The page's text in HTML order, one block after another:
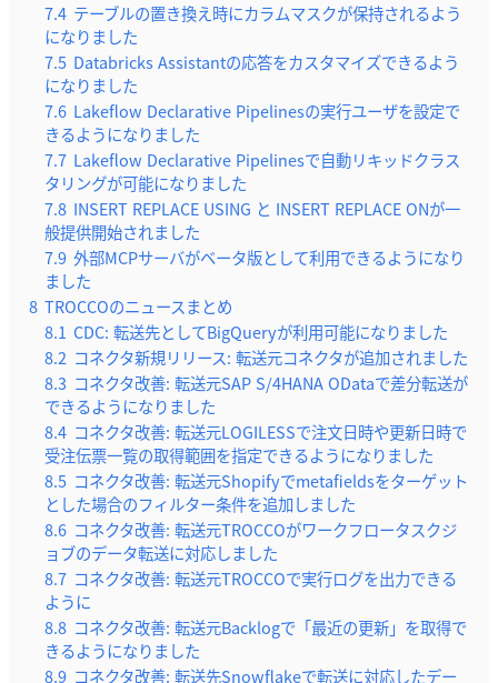
7.4 テーブルの置き換え時にカラムマスクが保持されるよう
になりました
7.5 Databricks Assistantの応答をカスタマイズできるよう
になりました
7.6 Lakeflow Declarative Pipelinesの実行ユーザを設定で
きるようになりました
7.7 Lakeflow Declarative Pipelinesで自動リキッドクラス
タリングが可能になりました
7.8 INSERT REPLACE USING と INSERT REPLACE ONが一
般提供開始されました
7.9 外部MCPサーバがベータ版として利用できるようになり
ました
8 TROCCOのニュースまとめ
8.1 CDC: 転送先としてBigQueryが利用可能になりました
8.2 コネクタ新規リリース: 転送元コネクタが追加されました
8.3 コネクタ改善: 転送元SAP S/4HANA ODataで差分転送が
できるようになりました
8.4 コネクタ改善: 転送元LOGILESSで注文日時や更新日時で
受注伝票一覧の取得範囲を指定できるようになりました
8.5 コネクタ改善: 転送元Shopifyでmetafieldsをターゲット
とした場合のフィルター条件を追加しました
8.6 コネクタ改善: 転送元TROCCOがワークフロータスクジ
ョブのデータ転送に対応しました
8.7 コネクタ改善: 転送元TROCCOで実行ログを出力できる
ように
8.8 コネクタ改善: 転送元Backlogで「最近の更新」を取得で
きるようになりました
8.9 コネクタ改善: 転送先Snowflakeで転送に対応したデー